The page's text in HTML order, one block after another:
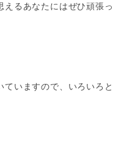
えるあなたにはぜひ頑張っ
ていますので、いろいろと